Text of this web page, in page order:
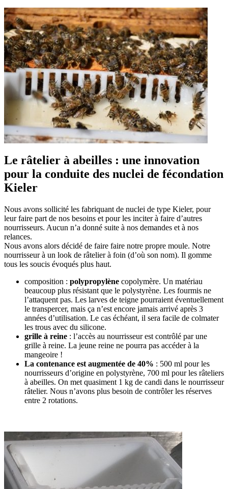
Le râtelier à abeilles : une innovation
pour la conduite des nuclei de fécondation
Kieler
Nous avons sollicité les fabriquant de nuclei de type Kieler, pour
leur faire part de nos besoins et pour les inciter à faire d’autres
nourrisseurs. Aucun n’a donné suite à nos demandes et à nos
relances.
Nous avons alors décidé de faire faire notre propre moule. Notre
nourrisseur à un look de râtelier à foin (d’où son nom). Il gomme
tous les soucis évoqués plus haut.
composition : polypropylène copolymère. Un matériau
beaucoup plus résistant que le polystyrène. Les fourmis ne
l’attaquent pas. Les larves de teigne pourraient éventuellement
le transpercer, mais ça n’est encore jamais arrivé après 3
années d’utilisation. Le cas échéant, il sera facile de colmater
les trous avec du silicone.
grille à reine : l’accès au nourrisseur est contrôlé par une
grille à reine. La jeune reine ne pourra pas accéder à la
mangeoire !
La contenance est augmentée de 40% : 500 ml pour les
nourrisseurs d’origine en polystyrène, 700 ml pour les râteliers
à abeilles. On met quasiment 1 kg de candi dans le nourrisseur
râtelier. Nous n’avons plus besoin de contrôler les réserves
entre 2 rotations.